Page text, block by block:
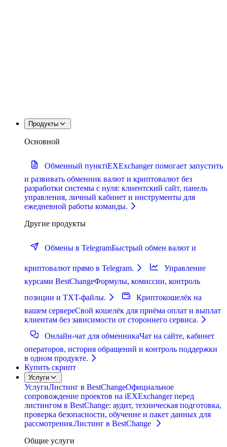
Продукты
Основной
Обменный пунктiEXExchanger помогает запустить
и развивать обменник валют и криптовалют без
разработки системы с нуля: клиентский сайт, панель
управления, личный кабинет и инструменты для
ежедневной работы команды.
Другие продукты
Обмены в TelegramБыстрый обмен валют и
криптовалют прямо в Telegram.
Управление
курсами BestChangeФормулы, комиссии, контроль
позиции и TXT-файлы.
Криптокошелёк на
вашем сервереСвой кошелёк для приёма оплат и выплат
клиентам без зависимости от стороннего сервиса.
Онлайн-чат для обменникаЧат на сайте, кабинет
операторов, история обращений и контроль поддержки
в одном продукте.
Купить скрипт
Услуги
УслугиЛистинг в BestChangeОфициальное
сопровождение проектов на iEXExchanger перед
листингом в BestChange: аудит, техническая подготовка,
проверка безопасности, обучение и пакет данных для
рассмотрения.Листинг в BestChange
Общие услуги